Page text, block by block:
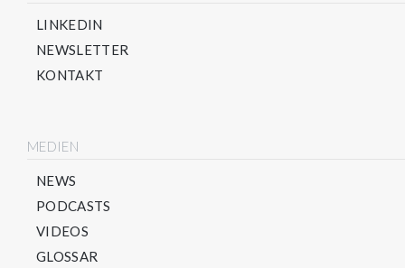
LINKEDIN
NEWSLETTER
KONTAKT
MEDIEN
NEWS
PODCASTS
VIDEOS
GLOSSAR